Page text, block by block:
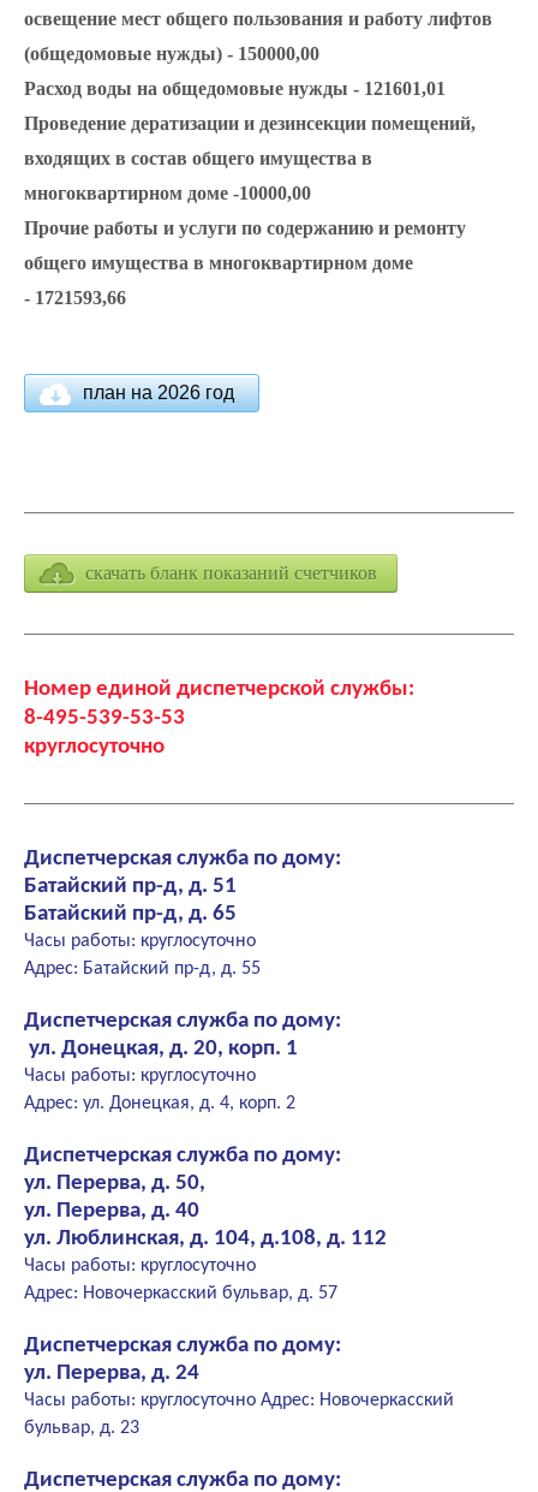
освещение мест общего пользования и работу лифтов
(общедомовые нужды) - 150000,00
Расход воды на общедомовые нужды - 121601,01
Проведение дератизации и дезинсекции помещений,
входящих в состав общего имущества в
многоквартирном доме -10000,00
Прочие работы и услуги по содержанию и ремонту
общего имущества в многоквартирном доме
- 1721593,66
план на 2026 год
скачать бланк показаний счетчиков
Номер единой диспетчерской службы:
8-495-539-53-53
круглосуточно
Диспетчерская служба по дому:
Батайский пр-д, д. 51
Батайский пр-д, д. 65
Часы работы: круглосуточно
Адрес: Батайский пр-д, д. 55
Диспетчерская служба по дому:
ул. Донецкая, д. 20, корп. 1
Часы работы: круглосуточно
Адрес: ул. Донецкая, д. 4, корп. 2
Диспетчерская служба по дому:
ул. Перерва, д. 50,
ул. Перерва, д. 40
ул. Люблинская, д. 104, д.108, д. 112
Часы работы: круглосуточно
Адрес: Новочеркасский бульвар, д. 57
Диспетчерская служба по дому:
ул. Перерва, д. 24
Часы работы: круглосуточно Адрес: Новочеркасский
бульвар, д. 23
Диспетчерская служба по дому: